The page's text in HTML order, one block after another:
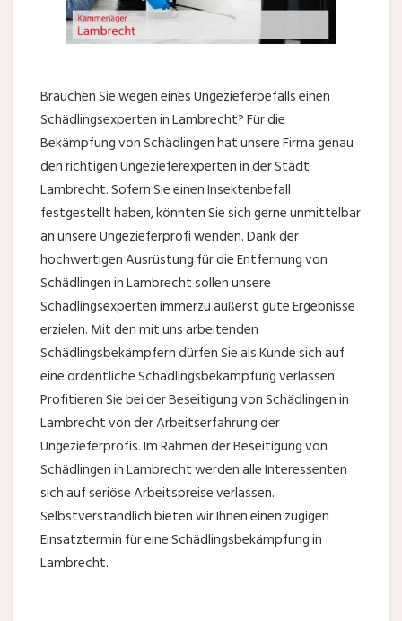
Brauchen Sie wegen eines Ungezieferbefalls einen
Schädlingsexperten in Lambrecht? Für die
Bekämpfung von Schädlingen hat unsere Firma genau
den richtigen Ungezieferexperten in der Stadt
Lambrecht. Sofern Sie einen Insektenbefall
festgestellt haben, könnten Sie sich gerne unmittelbar
an unsere Ungezieferprofi wenden. Dank der
hochwertigen Ausrüstung für die Entfernung von
Schädlingen in Lambrecht sollen unsere
Schädlingsexperten immerzu äußerst gute Ergebnisse
erzielen. Mit den mit uns arbeitenden
Schädlingsbekämpfern dürfen Sie als Kunde sich auf
eine ordentliche Schädlingsbekämpfung verlassen.
Profitieren Sie bei der Beseitigung von Schädlingen in
Lambrecht von der Arbeitserfahrung der
Ungezieferprofis. Im Rahmen der Beseitigung von
Schädlingen in Lambrecht werden alle Interessenten
sich auf seriöse Arbeitspreise verlassen.
Selbstverständlich bieten wir Ihnen einen zügigen
Einsatztermin für eine Schädlingsbekämpfung in
Lambrecht.